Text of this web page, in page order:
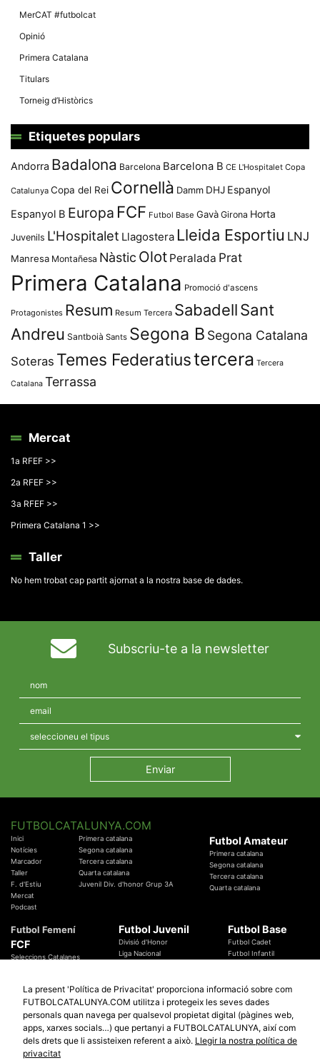
MerCAT #futbolcat
Opinió
Primera Catalana
Titulars
Torneig d’Històrics
Etiquetes populars
Andorra Badalona Barcelona Barcelona B CE L'Hospitalet Copa
Catalunya Copa del Rei Cornellà Damm DHJ Espanyol
Espanyol B Europa FCF Futbol Base Gavà Girona Horta
Juvenils L'Hospitalet Llagostera Lleida Esportiu LNJ
Manresa Montañesa Nàstic Olot Peralada Prat
Primera Catalana Promoció d'ascens
Protagonistes Resum Resum Tercera SabadellSant
Andreu Santboià Sants Segona B Segona Catalana
Soteras Temes Federatiustercera Tercera
Catalana Terrassa
Mercat
1a RFEF >>
2a RFEF >>
3a RFEF >>
Primera Catalana 1 >>
Taller
No hem trobat cap partit ajornat a la nostra base de dades.
Subscriu-te a la newsletter
FUTBOLCATALUNYA.COM
Inici
Notícies
Marcador
Taller
F. d'Estiu
Mercat
Podcast
Primera catalana
Segona catalana
Tercera catalana
Quarta catalana
Juvenil Div. d'honor Grup 3A
Futbol Amateur
Primera catalana
Segona catalana
Tercera catalana
Quarta catalana
Futbol Femení
FCF
Seleccions Catalanes
Temes Federatius
Futbol Juvenil
Divisió d'Honor
Liga Nacional
Futbol Base
Futbol Cadet
Futbol Infantil
Futbol Catalunya
Promocions
Sortejos
Participació
Especials
Copa Catalunya Absoluta 2019
Copa del Rei 2019 - 2020
La present 'Política de Privacitat' proporciona informació sobre com
FUTBOLCATALUNYA.COM utilitza i protegeix les seves dades
personals quan navega per qualsevol propietat digital (pàgines web,
apps, xarxes socials…) que pertanyi a FUTBOLCATALUNYA, així com
dels drets que li assisteixen referent a això. Llegir la nostra política de
privacitat